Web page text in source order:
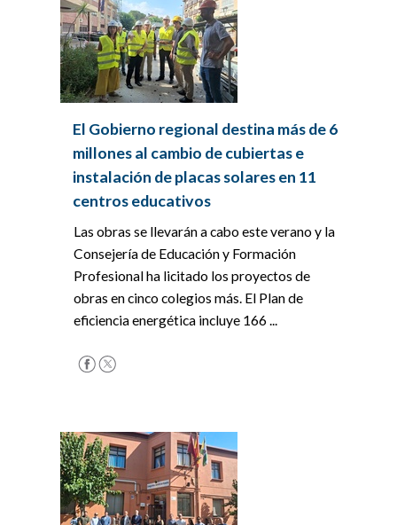
El Gobierno regional destina más de 6
millones al cambio de cubiertas e
instalación de placas solares en 11
centros educativos
Las obras se llevarán a cabo este verano y la
Consejería de Educación y Formación
Profesional ha licitado los proyectos de
obras en cinco colegios más. El Plan de
eficiencia energética incluye 166 ...